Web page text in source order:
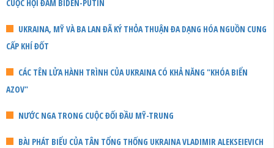
CUỘC HỘI ĐÀM BIDEN-PUTIN
UKRAINA, MỸ VÀ BA LAN ĐÃ KÝ THỎA THUẬN ĐA DẠNG HÓA NGUỒN CUNG
CẤP KHÍ ĐỐT
CÁC TÊN LỬA HÀNH TRÌNH CỦA UKRAINA CÓ KHẢ NĂNG "KHÓA BIỂN
AZOV"
NƯỚC NGA TRONG CUỘC ĐỐI ĐẦU MỸ-TRUNG
BÀI PHÁT BIỂU CỦA TÂN TỔNG THỐNG UKRAINA VLADIMIR ALEKSEIEVICH